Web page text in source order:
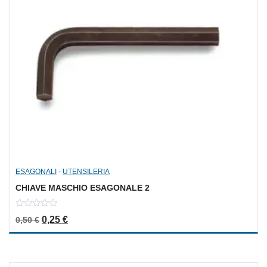
ESAGONALI - UTENSILERIA
CHIAVE MASCHIO ESAGONALE 2
out
of
0,50€ Il prezzo originale era: 0,50 €.
0,25 €Il prezzo attuale è: 0,25 €.